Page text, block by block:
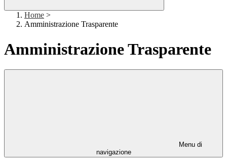
Home >
Amministrazione Trasparente
Amministrazione Trasparente
Menu di
navigazione